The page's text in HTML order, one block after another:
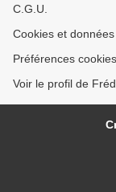
C.G.U.
Cookies et
Préférences cookies
Voir le profil de